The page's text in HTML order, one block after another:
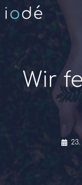
Zum
Inhalt
Wir